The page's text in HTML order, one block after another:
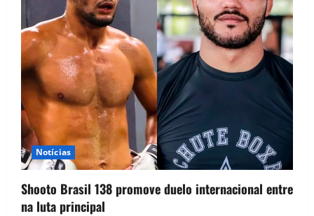
Notícias
Shooto Brasil 138 promove duelo internacional entre
na luta principal